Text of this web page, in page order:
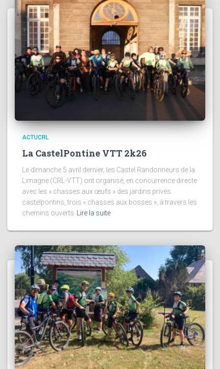
ACTUCRL
La CastelPontine VTT 2k26
Le dimanche 5 avril dernier, les Castel Randonneurs de la
Limagne (CRL-VTT) ont organisé, en concurrence directe
avec les « chasses aux œufs » des jardins privés
castelpontins, trois « chasses aux bosses », à travers les
chemins ouverts
Lire la suite